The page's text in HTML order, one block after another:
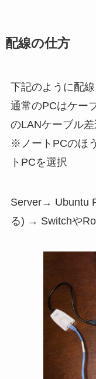
配線の仕方
下記のように配線
通常のPCはケー
のLANケーブル
※ノートPCのほ
トPCを選択
Server→ Ubuntu
る) → Switchや